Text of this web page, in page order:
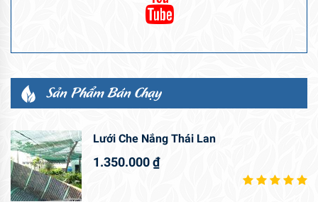
Sản Phẩm Bán Chạy
Lưới Che Nắng Thái Lan
1.350.000₫